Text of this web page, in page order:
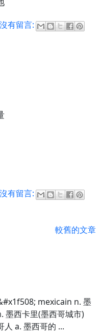
沒有留言:
沒有留言:
較舊的文章
mexicain n. 墨
墨西卡里(墨西哥城市)
a. 墨西哥的 ...